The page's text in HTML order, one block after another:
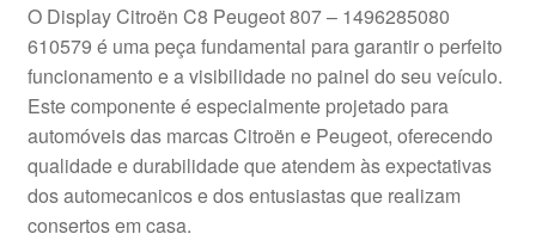
Envio para todo o planeta
Minha conta
Pagamentos
O Display Citroën C8 Peugeot 807 – 1496285080
610579 é uma peça fundamental para garantir o perfeito
funcionamento e a visibilidade no painel do seu veículo.
Este componente é especialmente projetado para
automóveis das marcas Citroën e Peugeot, oferecendo
qualidade e durabilidade que atendem às expectativas
dos automecanicos e dos entusiastas que realizam
consertos em casa.